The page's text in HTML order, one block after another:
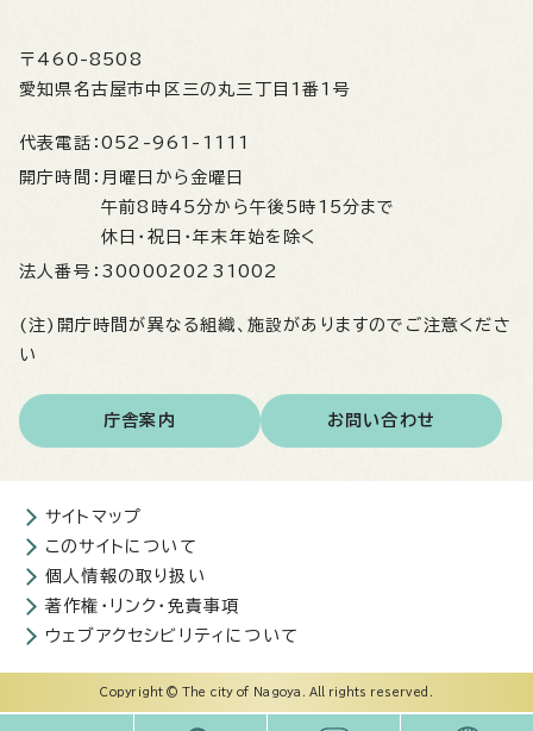
〒460-8508
愛知県名古屋市中区三の丸三丁目1番1号
代表電話： 052-961-1111
開庁時間： 月曜日から金曜日
午前8時45分から午後5時15分まで
休日・祝日・年末年始を除く
法人番号： 3000020231002
(注)開庁時間が異なる組織、施設がありますのでご注意くださ
い
庁舎案内 お問い合わせ
サイトマップ
このサイトについて
個人情報の取り扱い
著作権・リンク・免責事項
ウェブアクセシビリティについて
Copyright © The city of Nagoya. All rights reserved.